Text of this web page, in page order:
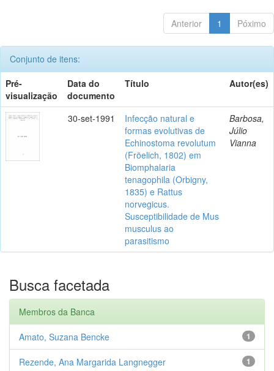
Anterior 1 Póximo
Conjunto de itens:
Pré-
visualização
Data do
documento
Título Autor(es)
30-set-1991
Infecção natural e
formas evolutivas de
Echinostoma revolutum
(Fröelich, 1802) em
Biomphalaria
tenagophila (Orbigny,
1835) e Rattus
norvegicus.
Susceptibilidade de Mus
musculus ao
parasitismo
Barbosa,
Júlio
Vianna
Busca facetada
Membros da Banca
1
Amato, Suzana Bencke
1
Rezende, Ana Margarida Langnegger